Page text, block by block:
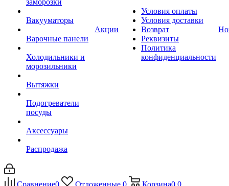
заморозки
Вакууматоры
Варочные панели
Холодильники и
морозильники
Вытяжки
Подогреватели
посуды
Аксессуары
Распродажа
Акции
Условия оплаты
Условия доставки
Возврат
Реквизиты
Политика
конфиденциальности
Сравнение0 Отложенные 0 Корзина0 0